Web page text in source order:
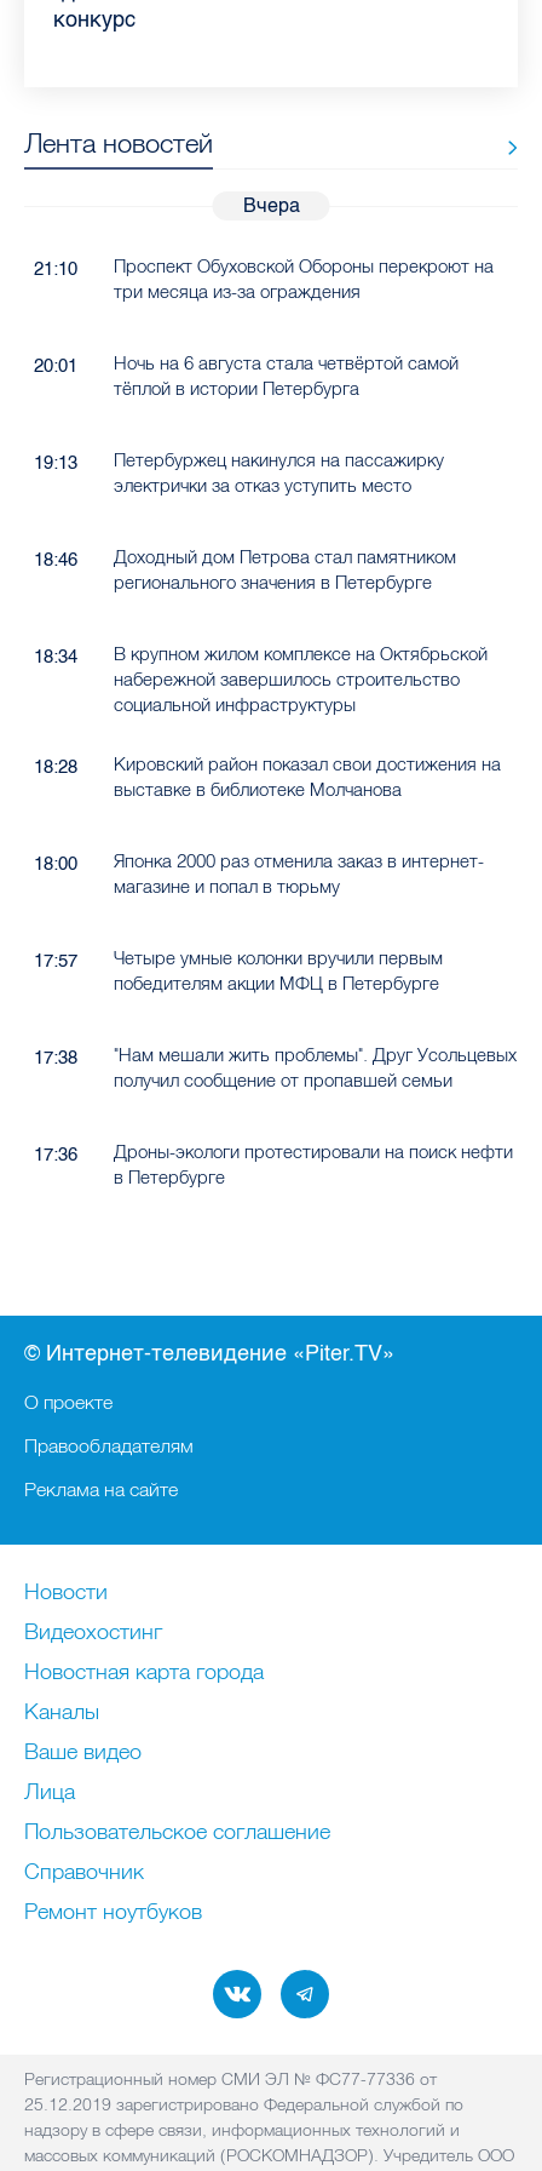
Ленобласти во II квартале 2026 года
рассказала, как избежать заражения
конкурс
работающих родителей
главные вопросы о заболевании
в жару
Лента новостей
Вчера
21:10
Проспект Обуховской Обороны перекроют на
три месяца из-за ограждения
20:01
Ночь на 6 августа стала четвёртой самой
тёплой в истории Петербурга
19:13
Петербуржец накинулся на пассажирку
электрички за отказ уступить место
18:46
Доходный дом Петрова стал памятником
регионального значения в Петербурге
18:34
В крупном жилом комплексе на Октябрьской
набережной завершилось строительство
социальной инфраструктуры
18:28
Кировский район показал свои достижения на
выставке в библиотеке Молчанова
18:00
Японка 2000 раз отменила заказ в интернет-
магазине и попал в тюрьму
17:57
Четыре умные колонки вручили первым
победителям акции МФЦ в Петербурге
17:38
"Нам мешали жить проблемы". Друг Усольцевых
получил сообщение от пропавшей семьи
17:36
Дроны-экологи протестировали на поиск нефти
в Петербурге
© Интернет-телевидение «Piter.TV»
О проекте
Правообладателям
Реклама на сайте
Новости
Видеохостинг
Новостная карта города
Каналы
Ваше видео
Лица
Пользовательское соглашение
Справочник
Ремонт нoутбуков
Регистрационный номер СМИ ЭЛ № ФС77-77336 от
25.12.2019 зарегистрировано Федеральной службой по
надзору в сфере связи, информационных технологий и
массовых коммуникаций (РОСКОМНАДЗОР). Учредитель ООО